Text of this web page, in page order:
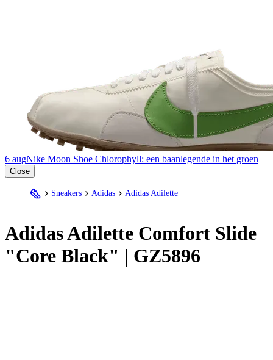
6 augNike Moon Shoe Chlorophyll: een baanlegende in het groen
Close
Sneakers Adidas Adidas Adilette
AdidasAdilette Comfort Slide
"Core Black" | GZ5896